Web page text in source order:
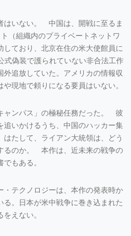
はいない。 中国は、開戦に至るま
（組織内のプライベートネットワ
しており、北京在住の米大使館員に
式偽装で護られていない非合法工作
外追放していた。アメリカの情報収
現地で頼りになる要員はいない。
ャンパス」の極秘任務だった。 彼
追いかけるうち、中国のハッカー集
たして、ライアン大統領は、どう
るのか。 本作は、近未来の戦争の
もある。
テクノロジーは、本作の発表時か
る。日本が米中戦争に巻き込まれた
えない。